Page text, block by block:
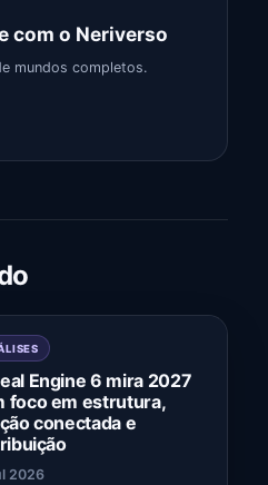
com o Neriverso
mundos completos.
Engine 6 mira 2027
foco em estrutura,
conectada e
2026